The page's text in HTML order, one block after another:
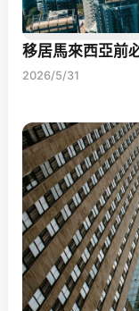
移居馬來西亞前
2026/5/31